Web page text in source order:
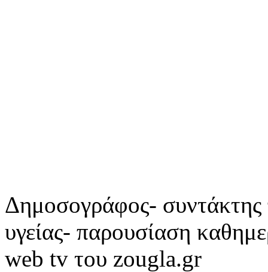
Δημοσογράφος- συντάκτης
υγείας- παρουσίαση
web tv του zougla.gr